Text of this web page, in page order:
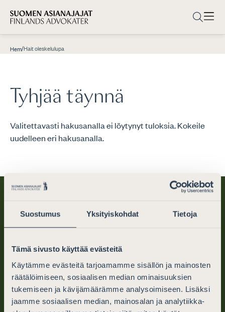
Suostumus Yksityiskohdat Tietoja
Tämä sivusto käyttää evästeitä
Käytämme evästeitä tarjoamamme sisällön ja mainosten
räätälöimiseen, sosiaalisen median ominaisuuksien
tukemiseen ja kävijämäärämme analysoimiseen. Lisäksi
jaamme sosiaalisen median, mainosalan ja analytiikka-
Hem/Hait oleskelulupa
Tyhjää täynnä
Valitettavasti hakusanalla ei löytynyt tuloksia. Kokeile
uudelleen eri hakusanalla.
Finlands Advokater
PB 194 (Mikaelsgatan 25)
00101 Helsingfors